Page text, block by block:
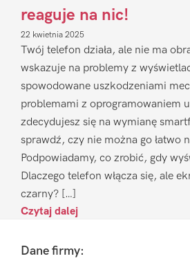
reaguje na nic!
22 kwietnia 2025
Twój telefon działa, ale nie ma
wskazuje na problemy z
spowodowane uszkodzeniami
problemami z oprogramowaniem
zdecydujesz się na wymianę
sprawdź, czy nie można go łatwo
Podpowiadamy, co zrobić, gdy
Dlaczego telefon włącza się, ale
czarny? […]
Czytaj dalej
FooterDane firmy: